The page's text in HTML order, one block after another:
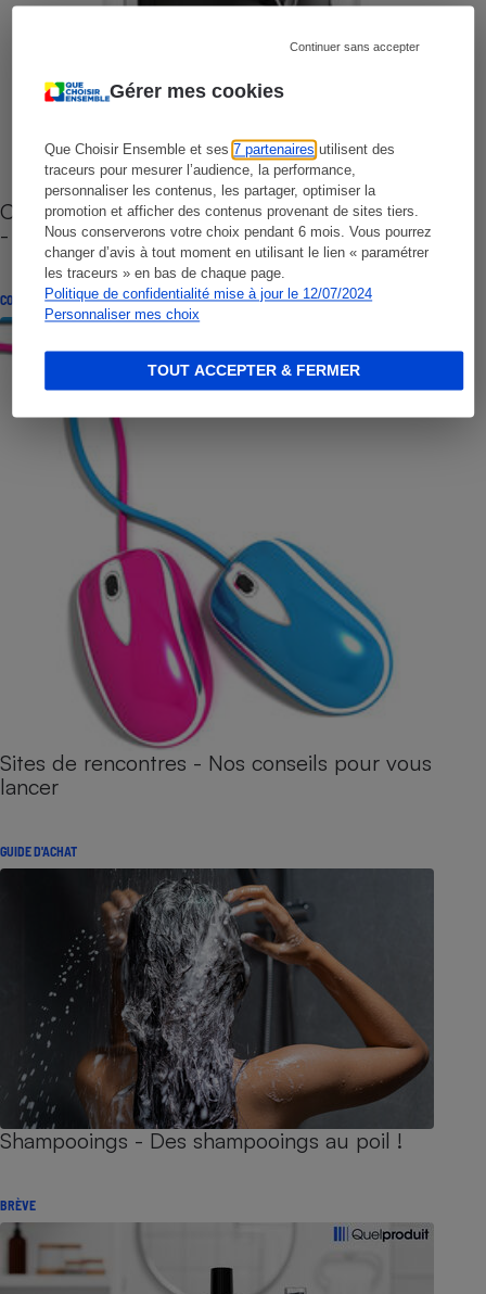
Gérer mes cookies
Que Choisir Ensemble et ses7 partenaires utilisent des
traceurs pour mesurer l’audience, la performance,
personnaliser les contenus, les partager, optimiser la
promotion et afficher des contenus provenant de sites tiers.
Nous conserverons votre choix pendant 6 mois. Vous pourrez
changer d’avis à tout moment en utilisant le lien « paramétrer
les traceurs » en bas de chaque page.
Politique de confidentialité mise à jour le 12/07/2024
Personnaliser mes choix
Continuer sans accepter
TOUT ACCEPTER & FERMER
Cafetière à capsules zéro déchet CoffeeB (vidéo)
- Premières impressions
CONSEILS
Sites de rencontres - Nos conseils pour vous
lancer
GUIDE D'ACHAT
Shampooings - Des shampooings au poil !
BRÈVE